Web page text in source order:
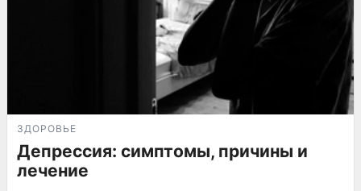
ЗДОРОВЬЕ
Депрессия: симптомы, причины и
лечение